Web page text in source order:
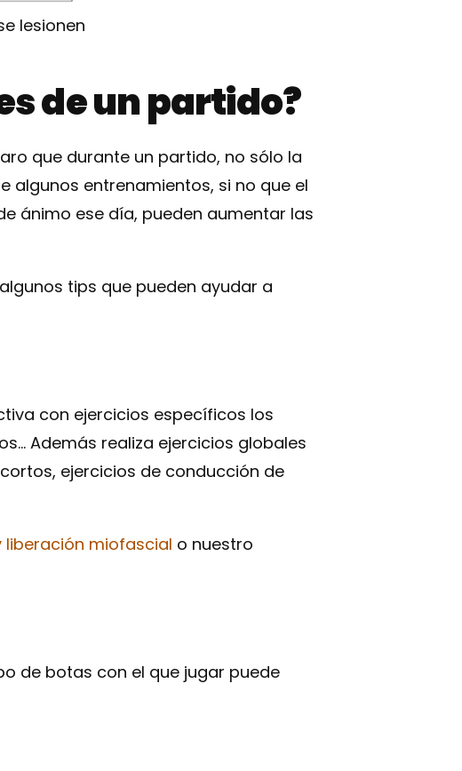
lesionen
de un partido?
que durante un partido, no sólo la
algunos entrenamientos, si no que el
ánimo ese día, pueden aumentar las
tips que pueden ayudar a
con ejercicios específicos los
Además realiza ejercicios globales
ejercicios de conducción de
miofascial o nuestro
de botas con el que jugar puede